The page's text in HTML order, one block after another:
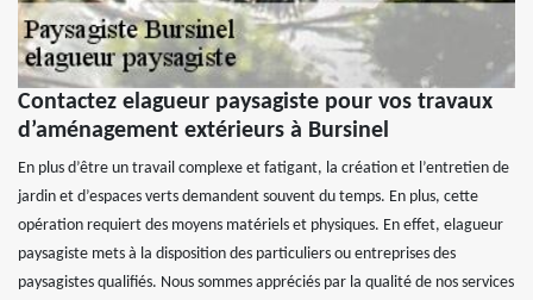
Contactez elagueur paysagiste pour vos travaux
d’aménagement extérieurs à Bursinel
En plus d’être un travail complexe et fatigant, la création et l’entretien de
jardin et d’espaces verts demandent souvent du temps. En plus, cette
opération requiert des moyens matériels et physiques. En effet, elagueur
paysagiste mets à la disposition des particuliers ou entreprises des
paysagistes qualifiés. Nous sommes appréciés par la qualité de nos services